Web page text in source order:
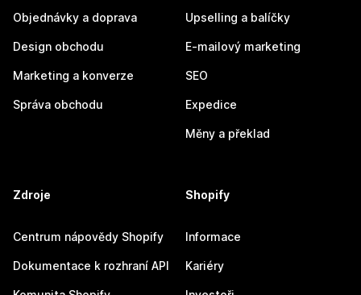
Objednávky a doprava
Design obchodu
Marketing a konverze
Správa obchodu
Upselling a balíčky
E-mailový marketing
SEO
Expedice
Měny a překlad
Zdroje
Centrum nápovědy Shopify
Dokumentace k rozhraní API
Shopify
Informace
Kariéry